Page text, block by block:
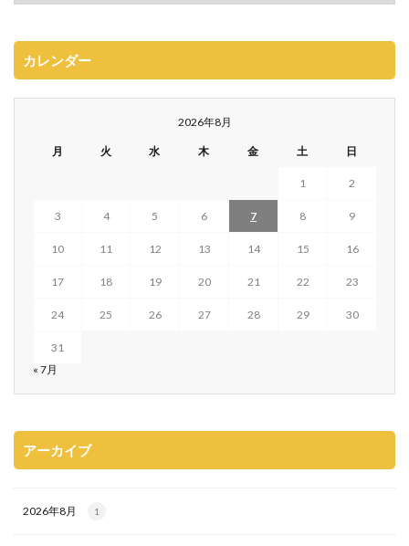
カレンダー
2026年8月
月 火 水 木 金 土 日
1 2
3 4 5 6 7 8 9
10 11 12 13 14 15 16
17 18 19 20 21 22 23
24 25 26 27 28 29 30
31
« 7月
アーカイブ
2026年8月 1